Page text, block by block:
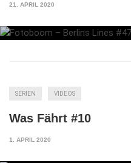
21. APRIL 2020
SERIEN VIDEOS
Was Fährt #10
1. APRIL 2020